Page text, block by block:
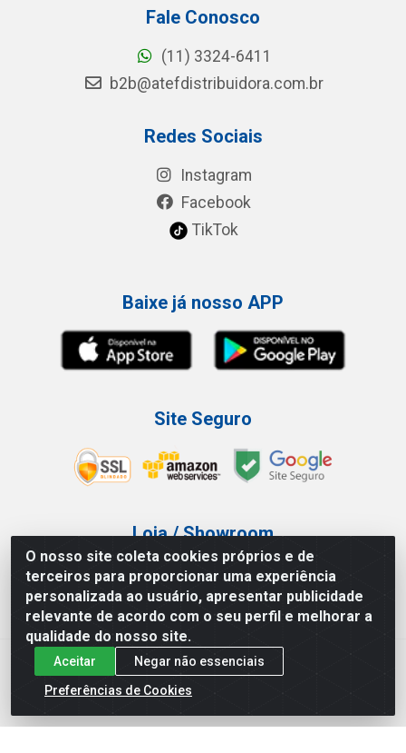
O nosso site coleta cookies próprios e de
terceiros para proporcionar uma experiência
personalizada ao usuário, apresentar publicidade
relevante de acordo com o seu perfil e melhorar a
qualidade do nosso site.
Aceitar
Negar não essenciais
Preferências de Cookies
Fale Conosco
(11) 3324-6411
b2b@atefdistribuidora.com.br
Redes Sociais
Instagram
Facebook
TikTok
Baixe já nosso APP
Site Seguro
Loja / Showroom
Tel.: (11) 3227-0546
Av Vautier, 587/597 - Pari - São Paulo/SP
Atef Distribuidora LTDA - Av. Vautier, 585/597 - Pari - São
Paulo/SP - CEP 03.032-000 - CNPJ 27.717.135/0001-29